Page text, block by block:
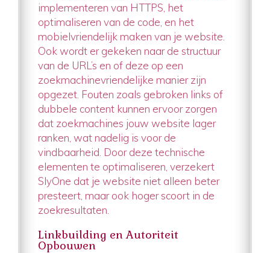
implementeren van HTTPS, het
optimaliseren van de code, en het
mobielvriendelijk maken van je website.
Ook wordt er gekeken naar de structuur
van de URL’s en of deze op een
zoekmachinevriendelijke manier zijn
opgezet. Fouten zoals gebroken links of
dubbele content kunnen ervoor zorgen
dat zoekmachines jouw website lager
ranken, wat nadelig is voor de
vindbaarheid. Door deze technische
elementen te optimaliseren, verzekert
SlyOne dat je website niet alleen beter
presteert, maar ook hoger scoort in de
zoekresultaten.
Linkbuilding en Autoriteit
Opbouwen